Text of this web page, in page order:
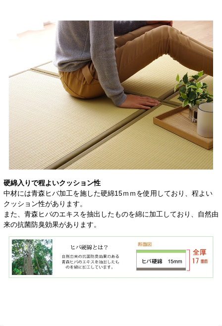
硬綿入りで程よいクッション性
中材には青森ヒバ加工を施した硬綿15ｍｍを使用しており、程よい
クッション性があります。
また、青森ヒバのエキスを抽出したものを綿に加工しており、自然由
来の抗菌防臭効果があります。